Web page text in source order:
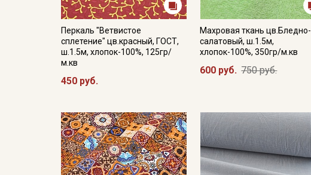
Перкаль "Ветвистое
сплетение" цв.красный, ГОСТ,
ш.1.5м, хлопок-100%, 125гр/
м.кв
450 руб.
Махровая ткань цв.Бледно-
салатовый, ш.1.5м,
хлопок-100%, 350гр/м.кв
600 руб. 750 руб.